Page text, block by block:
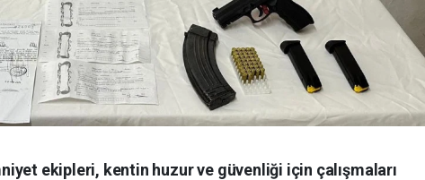
ekipleri, kentin huzur ve güvenliği için çalışmaları